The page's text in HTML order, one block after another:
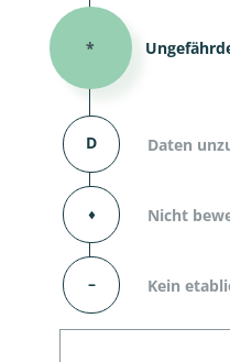
*
D Daten
⬧ Nicht
– Kein